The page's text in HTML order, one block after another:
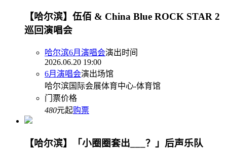
【哈尔滨】伍佰 & China Blue ROCK STAR 2
巡回演唱会
哈尔滨6月演唱会演出时间
2026.06.20 19:00
6月演唱会演出场馆
哈尔滨国际会展体育中心-体育馆
门票价格
480元起购票
【哈尔滨】「小圈圈套出___？」后声乐队